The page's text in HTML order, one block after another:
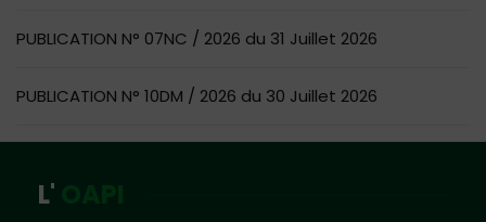
PUBLICATION N° 07NC / 2026 du 31 Juillet 2026
PUBLICATION N° 10DM / 2026 du 30 Juillet 2026
L'